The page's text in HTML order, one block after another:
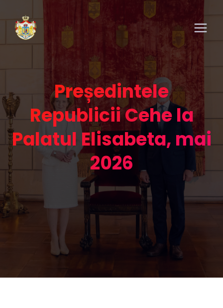
Președintele
Republicii Cehe la
Palatul Elisabeta, mai
2026